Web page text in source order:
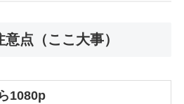
点（ここ大事）
1080p